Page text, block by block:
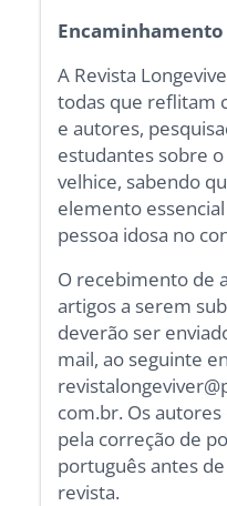
A Revista
todas que reflitam
e autores,
estudantes sobre
velhice, sabendo
elemento
pessoa idosa no
O recebimento de
artigos a serem
deverão ser
mail, ao seguinte
com.br. Os
pela correção de
português antes
revista.